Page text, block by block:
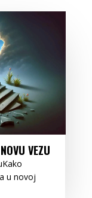
VEZU
u novoj